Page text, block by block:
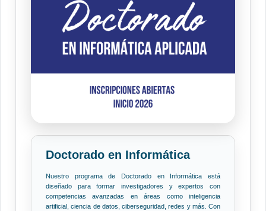
Doctorado en Informática
Nuestro programa de Doctorado en Informática está
diseñado para formar investigadores y expertos con
competencias avanzadas en áreas como inteligencia
artificial, ciencia de datos, ciberseguridad, redes y más. Con